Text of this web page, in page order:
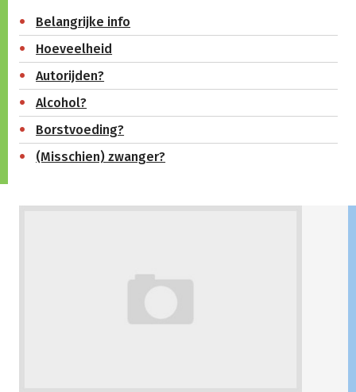
Belangrijke info
Hoeveelheid
Autorijden?
Alcohol?
Borstvoeding?
(Misschien) zwanger?